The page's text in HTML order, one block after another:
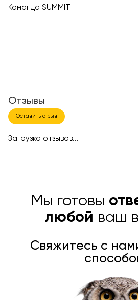
Команда SUMMIT
Отзывы
Оставить отзыв
Загрузка отзывов...
Мы готовы
любой ваш
Свяжитесь с